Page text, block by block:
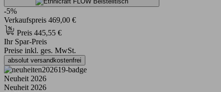
-5%
Verkaufspreis 469,00 €
Preis 445,55 €
Ihr Spar-Preis
Preise inkl. ges. MwSt.
absolut versandkostenfrei
Neuheit 2026
Neuheit 2026